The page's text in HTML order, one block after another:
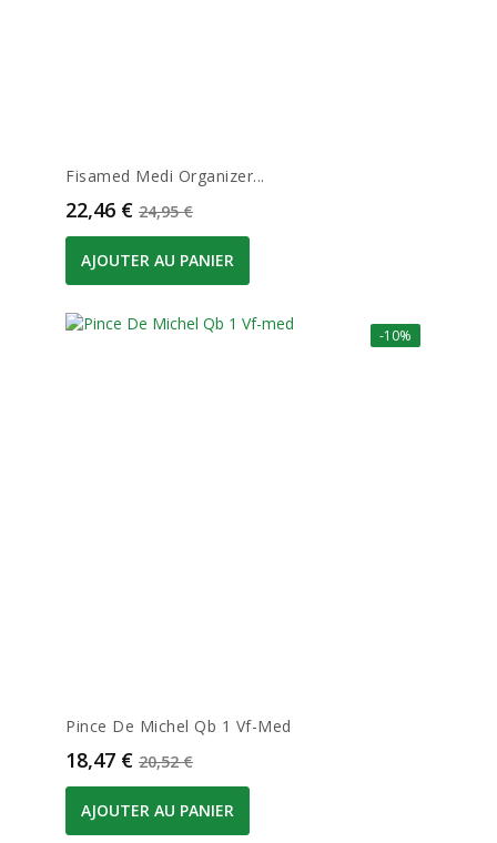
Fisamed Medi Organizer...
Prix
22,46 € Prix de base
24,95 €
AJOUTER AU PANIER
-10%
Pince De Michel Qb 1 Vf-Med
Prix
18,47 € Prix de base
20,52 €
AJOUTER AU PANIER